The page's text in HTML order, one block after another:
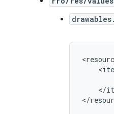
<
<
</
</